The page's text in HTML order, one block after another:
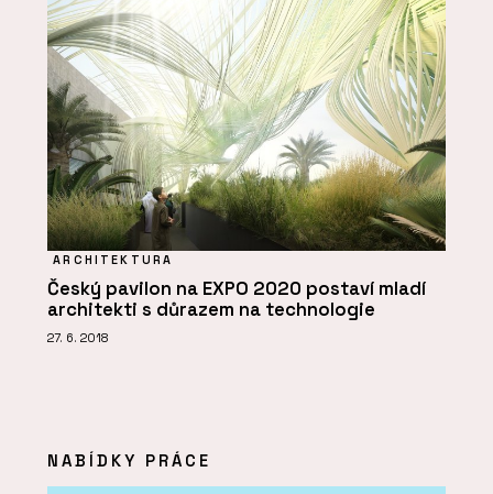
ARCHITEKTURA
Český pavilon na EXPO 2020 postaví mladí
architekti s důrazem na technologie
27. 6. 2018
NABÍDKY PRÁCE